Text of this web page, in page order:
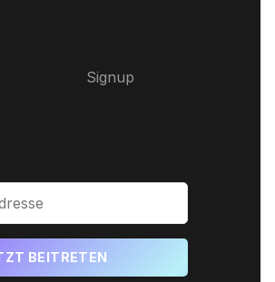
Signup
BEITRETEN